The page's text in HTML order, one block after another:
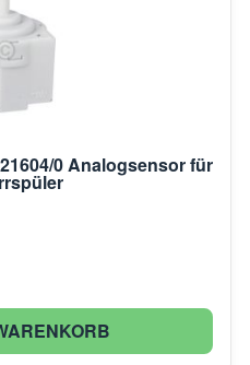
0 Analogsensor für